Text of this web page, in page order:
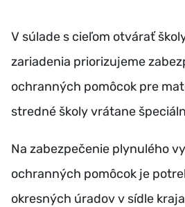
V súlade s cieľom otvárať
zariadenia priorizujeme
ochranných pomôcok pre
stredné školy vrátane
Na zabezpečenie plynulého
ochranných pomôcok je
okresných úradov v sídle